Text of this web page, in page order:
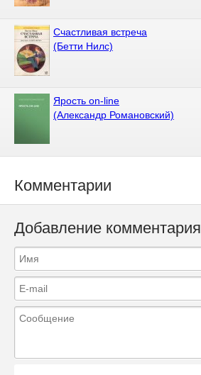
Счастливая встреча
(Бетти Нилс)
Ярость on-line
(Александр Романовский)
Комментарии
Добавление комментария